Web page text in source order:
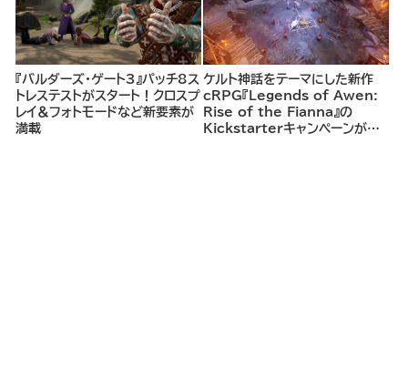
『バルダーズ・ゲート3』パッチ8ス
トレステストがスタート！クロスプ
レイ＆フォトモードなど新要素が
満載
ケルト神話をテーマにした新作
cRPG『Legends of Awen:
Rise of the Fianna』の
Kickstarterキャンペーンがま